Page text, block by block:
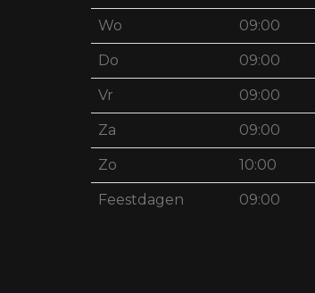
Wo 09:00
Do 09:00
Vr 09:00
Za 09:00
Zo 10:00
Feestdagen 09:00